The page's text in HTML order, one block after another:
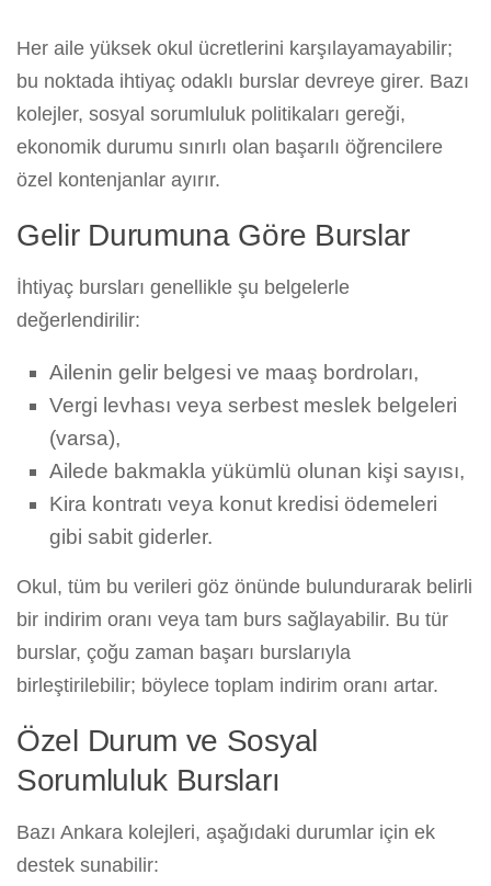
Her aile yüksek okul ücretlerini karşılayamayabilir;
bu noktada ihtiyaç odaklı burslar devreye girer. Bazı
kolejler, sosyal sorumluluk politikaları gereği,
ekonomik durumu sınırlı olan başarılı öğrencilere
özel kontenjanlar ayırır.
Gelir Durumuna Göre Burslar
İhtiyaç bursları genellikle şu belgelerle
değerlendirilir:
Ailenin gelir belgesi ve maaş bordroları,
Vergi levhası veya serbest meslek belgeleri
(varsa),
Ailede bakmakla yükümlü olunan kişi sayısı,
Kira kontratı veya konut kredisi ödemeleri
gibi sabit giderler.
Okul, tüm bu verileri göz önünde bulundurarak belirli
bir indirim oranı veya tam burs sağlayabilir. Bu tür
burslar, çoğu zaman başarı burslarıyla
birleştirilebilir; böylece toplam indirim oranı artar.
Özel Durum ve Sosyal
Sorumluluk Bursları
Bazı Ankara kolejleri, aşağıdaki durumlar için ek
destek sunabilir: